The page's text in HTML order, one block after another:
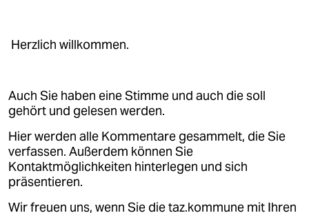
Herzlich willkommen.
Auch Sie haben eine Stimme und auch die soll
gehört und gelesen werden.
Hier werden alle Kommentare gesammelt, die Sie
verfassen. Außerdem können Sie
Kontaktmöglichkeiten hinterlegen und sich
präsentieren.
Wir freuen uns, wenn Sie die taz.kommune mit Ihren